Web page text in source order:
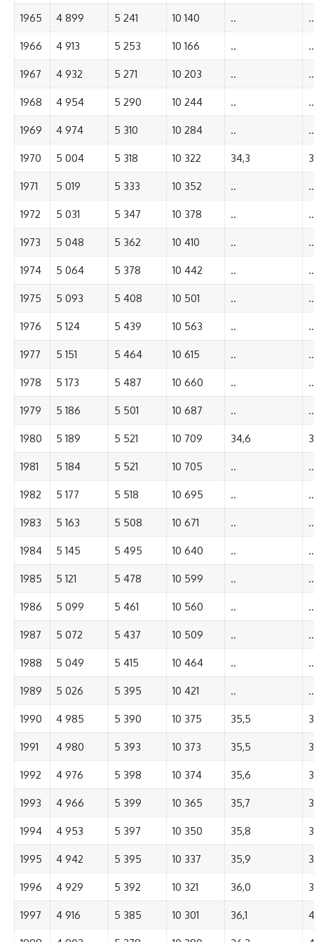
1965 4 899 5 241 10 140 .. ..
1966 4 913 5 253 10 166 .. ..
1967 4 932 5 271 10 203 .. ..
1968 4 954 5 290 10 244 .. ..
1969 4 974 5 310 10 284 .. ..
1970 5 004 5 318 10 322 34,3
1971 5 019 5 333 10 352 .. ..
1972 5 031 5 347 10 378 .. ..
1973 5 048 5 362 10 410 .. ..
1974 5 064 5 378 10 442 .. ..
1975 5 093 5 408 10 501 .. ..
1976 5 124 5 439 10 563 .. ..
1977 5 151 5 464 10 615 .. ..
1978 5 173 5 487 10 660 .. ..
1979 5 186 5 501 10 687 .. ..
1980 5 189 5 521 10 709 34,6
1981 5 184 5 521 10 705 .. ..
1982 5 177 5 518 10 695 .. ..
1983 5 163 5 508 10 671 .. ..
1984 5 145 5 495 10 640 .. ..
1985 5 121 5 478 10 599 .. ..
1986 5 099 5 461 10 560 .. ..
1987 5 072 5 437 10 509 .. ..
1988 5 049 5 415 10 464 .. ..
1989 5 026 5 395 10 421 .. ..
1990 4 985 5 390 10 375 35,5
1991 4 980 5 393 10 373 35,5
1992 4 976 5 398 10 374 35,6
1993 4 966 5 399 10 365 35,7
1994 4 953 5 397 10 350 35,8
1995 4 942 5 395 10 337 35,9
1996 4 929 5 392 10 321 36,0
1997 4 916 5 385 10 301 36,1